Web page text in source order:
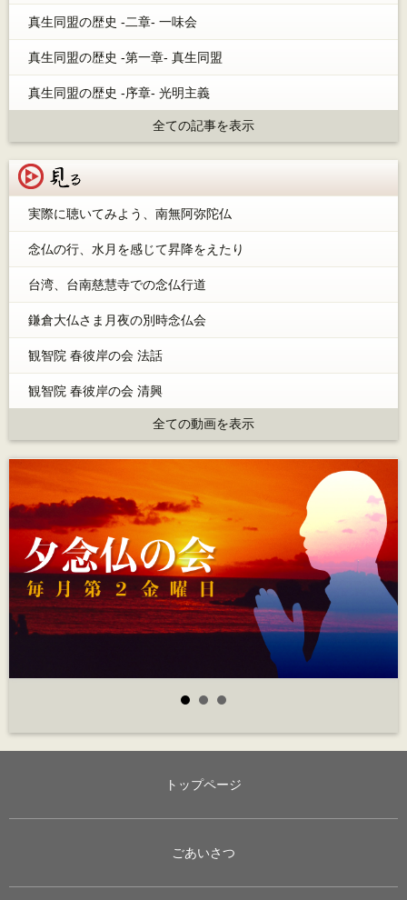
真生同盟の歴史 -二章- 一味会
真生同盟の歴史 -第一章- 真生同盟
真生同盟の歴史 -序章- 光明主義
全ての記事を表示
実際に聴いてみよう、南無阿弥陀仏
念仏の行、水月を感じて昇降をえたり
台湾、台南慈慧寺での念仏行道
鎌倉大仏さま月夜の別時念仏会
観智院 春彼岸の会 法話
観智院 春彼岸の会 清興
全ての動画を表示
トップページ
ごあいさつ